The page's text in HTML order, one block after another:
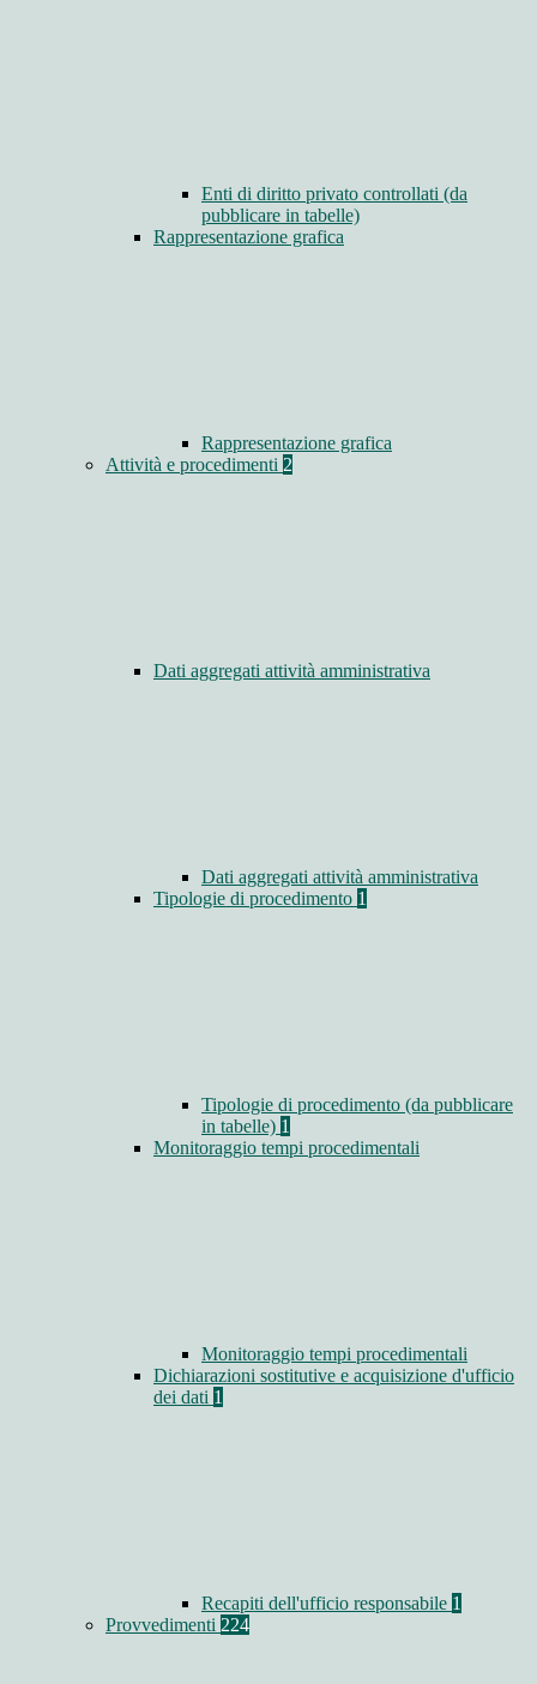
Enti di diritto privato controllati (da
pubblicare in tabelle)
Rappresentazione grafica
Rappresentazione grafica
Attività e procedimenti 2
Dati aggregati attività amministrativa
Dati aggregati attività amministrativa
Tipologie di procedimento 1
Tipologie di procedimento (da pubblicare
in tabelle) 1
Monitoraggio tempi procedimentali
Monitoraggio tempi procedimentali
Dichiarazioni sostitutive e acquisizione d'ufficio
dei dati 1
Recapiti dell'ufficio responsabile 1
Provvedimenti 224